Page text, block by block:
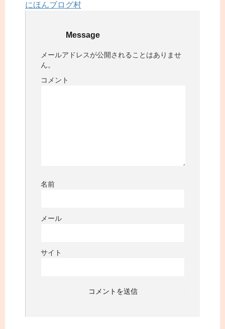
にほんブログ村
Message
メールアドレスが公開されることはありませ
ん。
コメント
名前
メール
サイト